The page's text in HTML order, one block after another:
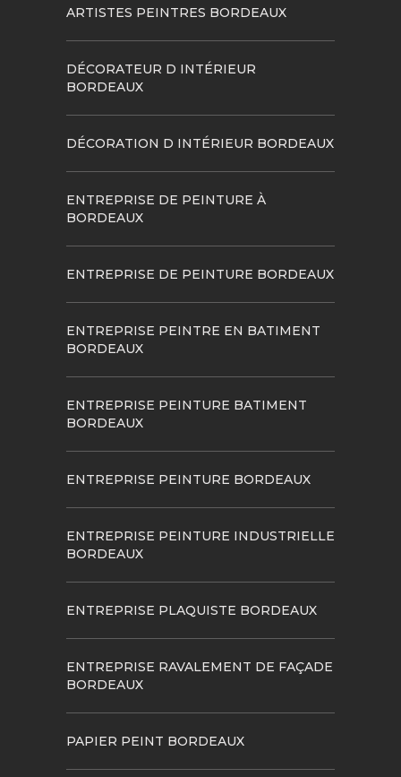
ARTISTES PEINTRES BORDEAUX
DÉCORATEUR D INTÉRIEUR
BORDEAUX
DÉCORATION D INTÉRIEUR BORDEAUX
ENTREPRISE DE PEINTURE À
BORDEAUX
ENTREPRISE DE PEINTURE BORDEAUX
ENTREPRISE PEINTRE EN BATIMENT
BORDEAUX
ENTREPRISE PEINTURE BATIMENT
BORDEAUX
ENTREPRISE PEINTURE BORDEAUX
ENTREPRISE PEINTURE INDUSTRIELLE
BORDEAUX
ENTREPRISE PLAQUISTE BORDEAUX
ENTREPRISE RAVALEMENT DE FAÇADE
BORDEAUX
PAPIER PEINT BORDEAUX